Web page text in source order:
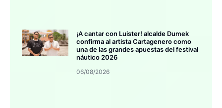
¡A cantar con Luister! alcalde Dumek
confirma al artista Cartagenero como
una de las grandes apuestas del festival
náutico 2026
06/08/2026